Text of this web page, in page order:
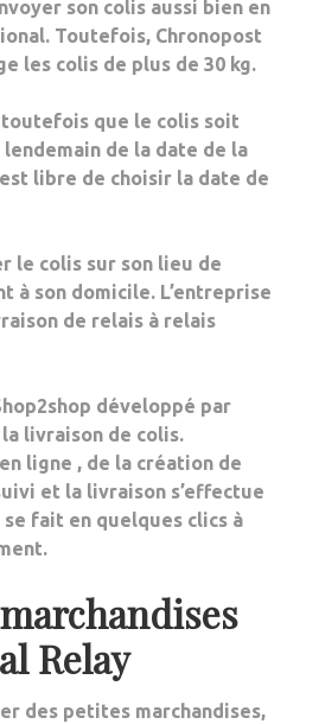
son colis aussi bien en
Toutefois, Chronopost
les colis de plus de 30 kg.
toutefois que le colis soit
de la date de la
libre de choisir la date de
le colis sur son lieu de
à son domicile. L’entreprise
de relais à relais
développé par
livraison de colis.
ligne , de la création de
et la livraison s’effectue
se fait en quelques clics à
Relay
des petites marchandises,